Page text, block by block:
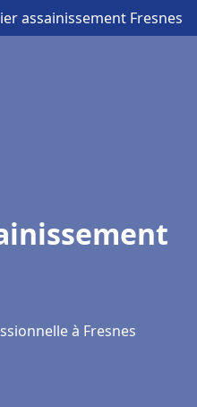
assainissement Fresnes
à Fresnes